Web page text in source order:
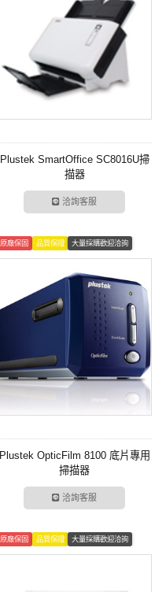
Plustek SmartOffice SC8016U掃
描器
洽詢客服
原廠保固 品質保證 大量採購歡迎洽詢
Plustek OpticFilm 8100 底片專用
掃描器
洽詢客服
原廠保固 品質保證 大量採購歡迎洽詢